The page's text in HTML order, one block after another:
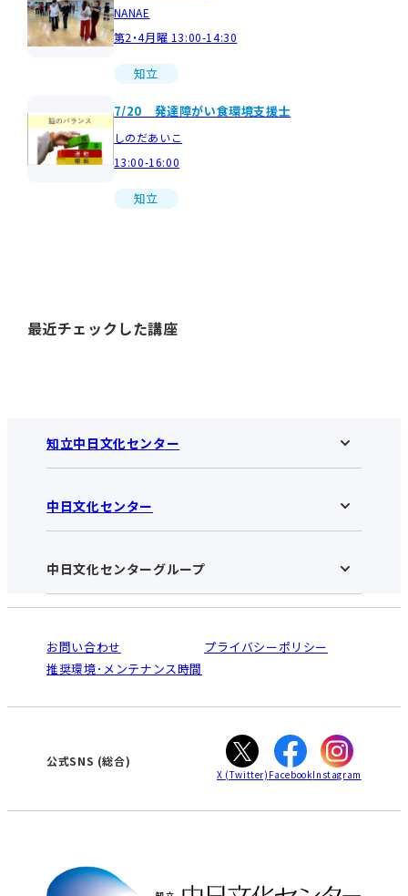
NANAE
第2・4月曜 13:00-14:30
知立
7/20 発達障がい食環境支援士
しのだあいこ
13:00-16:00
知立
最近チェックした講座
知立中日文化センター
知立中日文化センターHOME
お知らせ
アクセス･営業時間
お申し込みの流れ
入会と受講のご案内
中日文化センター
中日文化センターHOME
中日文化センターとは
受講規約・会員特典
ご利用ガイド
オンライン講座受講の手順
WEBサイトのよくある質問
中日文化センターグループ
南大高
犬山
高蔵寺
大垣
津
お問い合わせ
プライバシーポリシー
推奨環境･メンテナンス時間
公式SNS (総合)
X (Twitter) FacebookInstagram